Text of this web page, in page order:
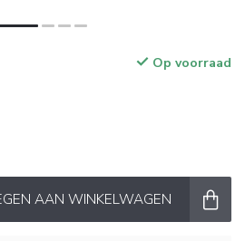
Op voorraad
AAN WINKELWAGEN